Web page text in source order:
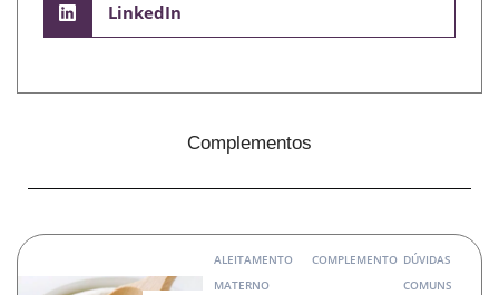
LinkedIn
Complementos
ALEITAMENTO
MATERNO
COMPLEMENTO DÚVIDAS
COMUNS